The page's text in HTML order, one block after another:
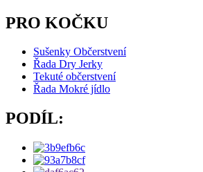
PRO KOČKU
Sušenky Občerstvení
Řada Dry Jerky
Tekuté občerstvení
Řada Mokré jídlo
PODÍL: